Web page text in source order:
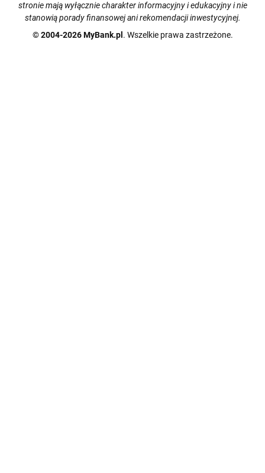
stronie mają wyłącznie charakter informacyjny i edukacyjny i nie
stanowią porady finansowej ani rekomendacji inwestycyjnej.
© 2004-2026 MyBank.pl . Wszelkie prawa zastrzeżone.